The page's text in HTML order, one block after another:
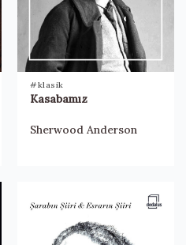
#klasik
Kasabamız
Sherwood Anderson